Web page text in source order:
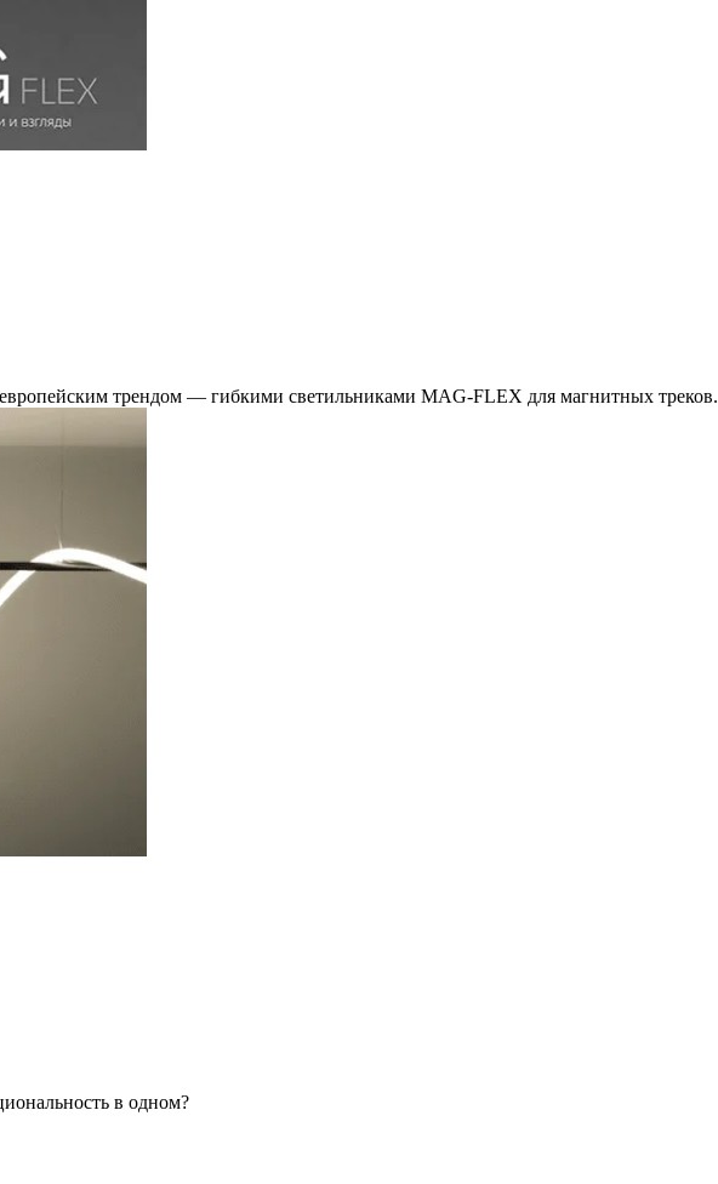
трендом — гибкими светильниками MAG-FLEX для магнитных треков.
в одном?